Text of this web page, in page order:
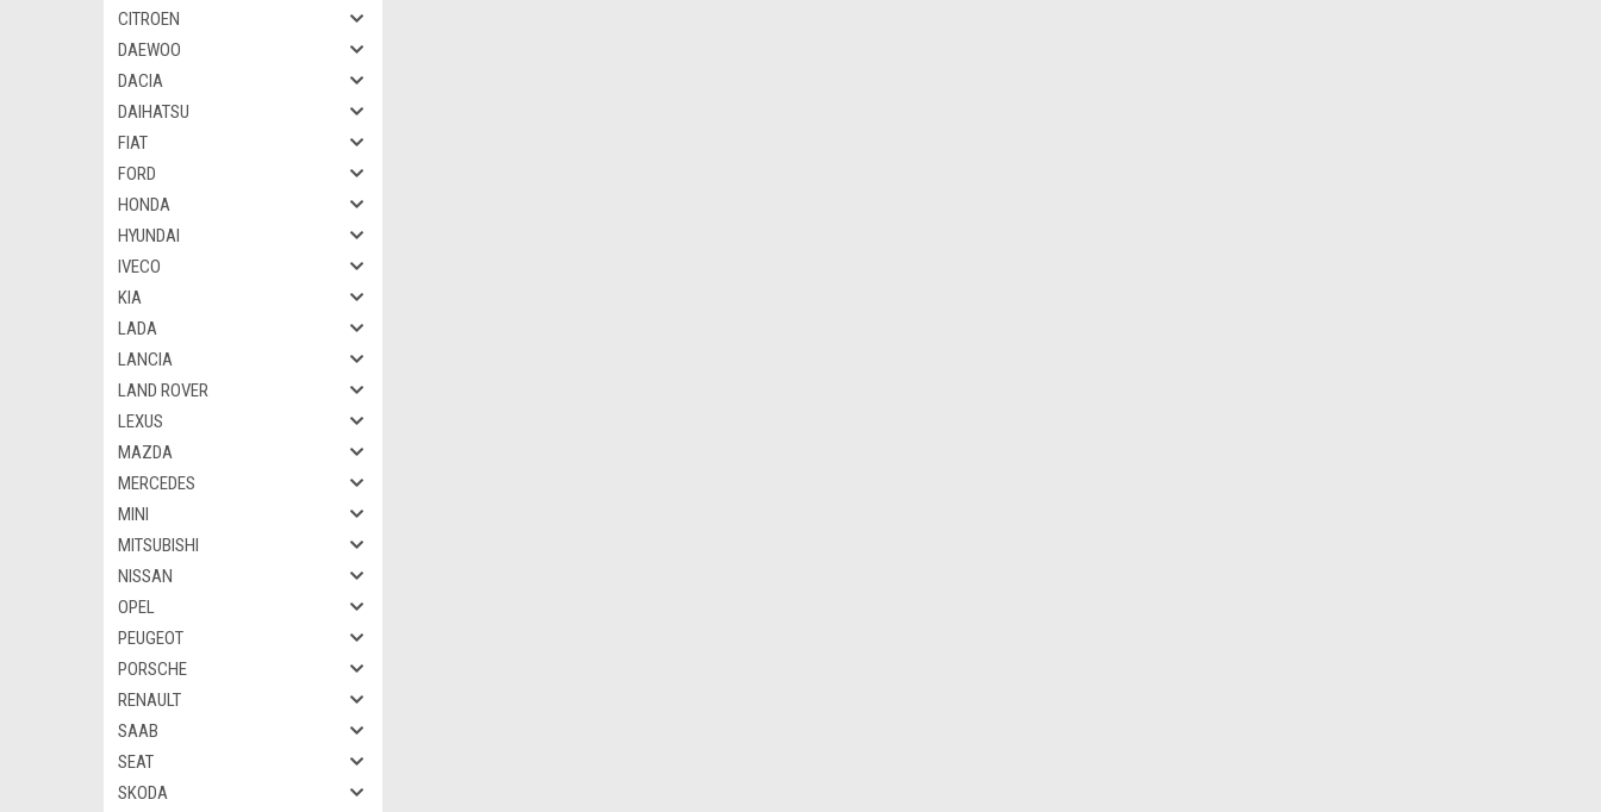
CITROEN
DAEWOO
DACIA
DAIHATSU
FIAT
FORD
HONDA
HYUNDAI
IVECO
KIA
LADA
LANCIA
LAND ROVER
LEXUS
MAZDA
MERCEDES
MINI
MITSUBISHI
NISSAN
OPEL
PEUGEOT
PORSCHE
RENAULT
SAAB
SEAT
SKODA